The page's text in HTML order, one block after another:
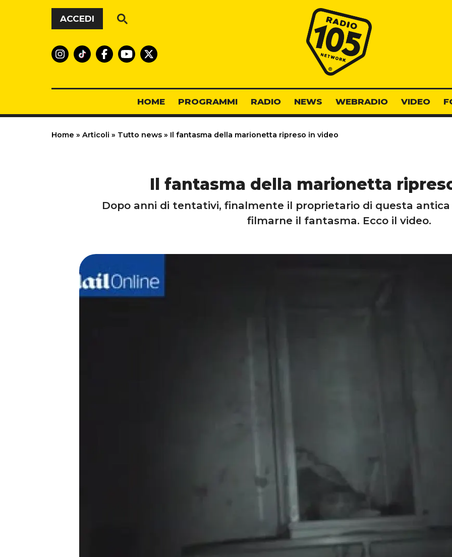
Vai al contenuto
ACCEDI
Radio 105
HOME PROGRAMMI RADIO NEWS WEBRADIO VIDEO
Home » Articoli » Tutto news » Il fantasma della marionetta ripreso in video
Il fantasma della marionetta
Dopo anni di tentativi, finalmente il proprietario di questa
filmarne il fantasma. Ecco il video.